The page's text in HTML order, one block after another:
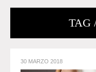
TAG
30 MARZO 2018